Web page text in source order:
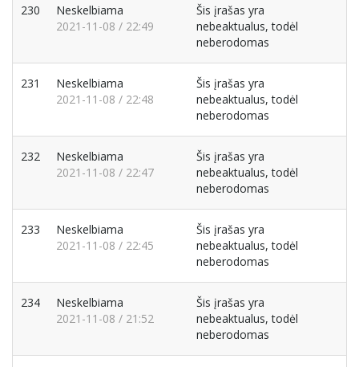
230
Neskelbiama
2021-11-08 / 22:49
Šis įrašas yra
nebeaktualus, todėl
neberodomas
231
Neskelbiama
2021-11-08 / 22:48
Šis įrašas yra
nebeaktualus, todėl
neberodomas
232
Neskelbiama
2021-11-08 / 22:47
Šis įrašas yra
nebeaktualus, todėl
neberodomas
233
Neskelbiama
2021-11-08 / 22:45
Šis įrašas yra
nebeaktualus, todėl
neberodomas
234
Neskelbiama
2021-11-08 / 21:52
Šis įrašas yra
nebeaktualus, todėl
neberodomas